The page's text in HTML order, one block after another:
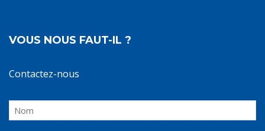
VOUS NOUS FAUT-IL ?
Contactez-nous